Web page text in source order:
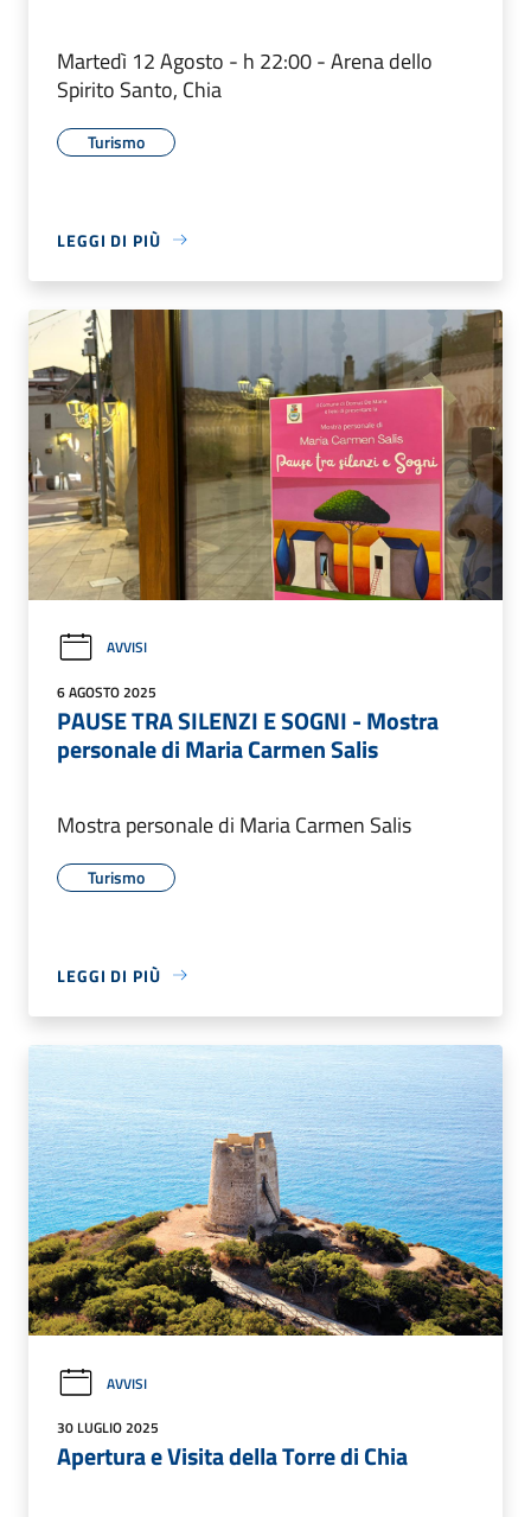
Martedì 12 Agosto - h 22:00 - Arena dello
Spirito Santo, Chia
Turismo
LEGGI DI PIÙ
AVVISI
6 AGOSTO 2025
PAUSE TRA SILENZI E SOGNI - Mostra
personale di Maria Carmen Salis
Mostra personale di Maria Carmen Salis
Turismo
LEGGI DI PIÙ
AVVISI
30 LUGLIO 2025
Apertura e Visita della Torre di Chia